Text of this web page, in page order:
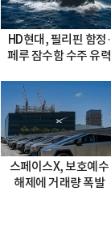
HD현대, 필리핀 함정·
페루 잠수함 수주 유력
스페이스X, 보호예수
해제에 거래량 폭발